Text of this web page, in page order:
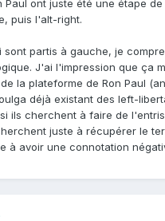
Paul ont juste été une étape de
puis l'alt-right.
sont partis à gauche, je
J'ai l'impression que ça
la plateforme de Ron Paul
déjà existant des left-
ils cherchent à faire de
juste à récupérer le
à avoir une connotation